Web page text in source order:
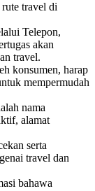
travel di
Telepon,
akan
travel.
konsumen, harap
mempermudah
nama
alamat
serta
travel dan
bahawa